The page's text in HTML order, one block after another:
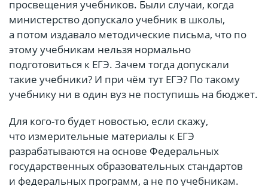
просвещения учебников. Были случаи, когда
министерство допускало учебник в школы,
а потом издавало методические письма, что по
этому учебникам нельзя нормально
подготовиться к ЕГЭ. Зачем тогда допускали
такие учебники? И при чём тут ЕГЭ? По такому
учебнику ни в один вуз не поступишь на бюджет.
Для кого-то будет новостью, если скажу,
что измерительные материалы к ЕГЭ
разрабатываются на основе Федеральных
государственных образовательных стандартов
и федеральных программ, а не по учебникам.